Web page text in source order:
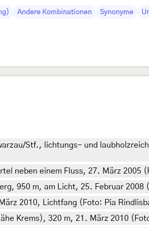
Andere Kombinationen Synonyme
Stf., lichtungs- und
neben einem Fluss, 27. März
950 m, am Licht, 25. Februar
2010, Lichtfang (Foto: Pia
Krems), 320 m, 21. März 2010